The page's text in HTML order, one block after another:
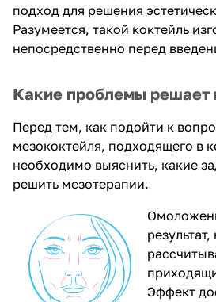
подход для решения
Разумеется, такой коктейль
непосредственно перед
Какие проблемы решает
Перед тем, как подойти к
мезококтейля, подходящего в
необходимо выяснить, какие
решить мезотерапии.
Эффект